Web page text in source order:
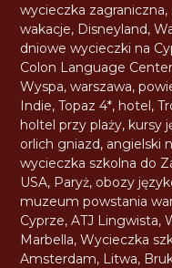
wycieczka zagraniczna,
wakacje, Disneyland,
dniowe wycieczki na
Colon Language Center
Wyspa,warszawa,
Indie,Topaz 4*, hotel,
holtel przy plaży, kursy
orlich gniazd, angielski
wycieczka szkolna do
USA, Paryż, obozy
muzeum powstania
Cyprze,ATJ Lingwista,
Marbella,Wycieczka
Amsterdam, Litwa,